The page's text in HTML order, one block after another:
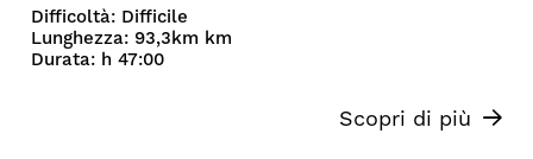
Difficoltà: Difficile
Lunghezza: 93,3km km
Durata: h 47:00
Scopri di più